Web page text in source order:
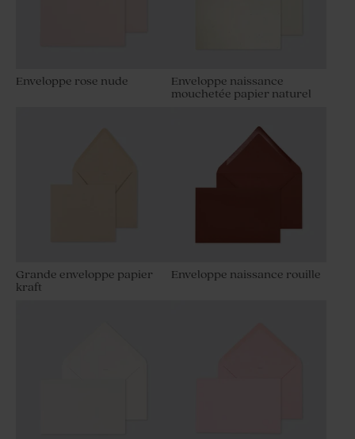
Enveloppe rose nude
Enveloppe naissance
mouchetée papier naturel
Grande enveloppe papier
kraft
Enveloppe naissance rouille